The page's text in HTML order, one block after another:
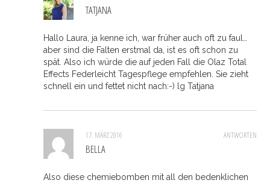
TATJANA
Hallo Laura, ja kenne ich, war früher auch oft zu faul…
aber sind die Falten erstmal da, ist es oft schon zu
spät. Also ich würde die auf jeden Fall die Olaz Total
Effects Federleicht Tagespflege empfehlen. Sie zieht
schnell ein und fettet nicht nach:-) lg Tatjana
ANTWORTEN
17. MÄRZ 2016
BELLA
Also diese chemiebomben mit all den bedenklichen